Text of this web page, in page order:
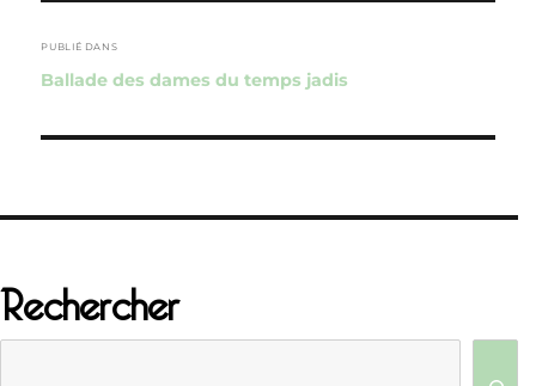
de
l’article
PUBLIÉ DANS
Ballade des dames du temps jadis
Rechercher